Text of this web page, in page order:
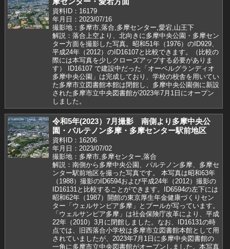
資料ID：16179
年月日：2023/07/16
撮影地：多摩市,落合,多摩センター,愛宕,山王下
解説：落合上空より、北向きに多摩中央公園・多摩セン
ター方面を撮影した写真。昭和51年（1976）のID929、
平成24年（2012）のID16107と比較できます。（比較の
際には本写真を少しクローズアップする必要がありま
す） ID16107 で建設中だった「オーベルグランディオ
多摩中央公園」は完成しており、学校の校舎を用いてい
た多摩市立図書館本館は閉館し、多摩中央公園側に新設
された多摩市立中央図書館が2023年7月1日にオープン
しました。
令和5年(2023）7月撮影 南側より多摩中央公
園・パルテノン多摩・多摩センター駅前地区
資料ID：16206
年月日：2023/07/02
撮影地：多摩市,多摩センター,落合
解説：南側から多摩中央公園、パルテノン多摩、多摩セ
ンター駅前地区を撮った写真です。 本写真は昭和63年
（1988）撮影のID6594および平成24年（2012）撮影の
ID16131と比較することができます。ID6594の左下には
昭和62年（1987）開館の東京厚生年金健康づくりセン
ター「ウェルサンピア多摩」とプールが写っています。
「ウェルサンピア多摩」は社会保険庁改革により、平成
22年（2010）3月に閉館しました。なお、ID16131の時
点では、旧西落合小学校は多摩市立図書館本館として用
されていましたが、2023年7月1日に多摩中央図書館の
一角に多摩市立中央図書館がオープンしました。本写真